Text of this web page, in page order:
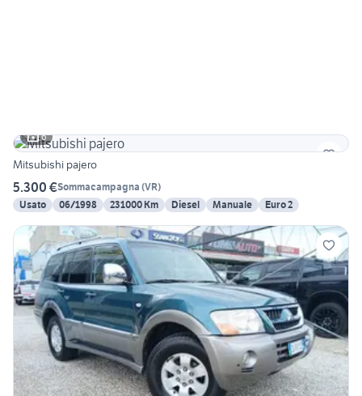
6
Mitsubishi pajero
5.300 €Sommacampagna (VR)
Usato
06/1998 231000 Km Diesel Manuale Euro 2